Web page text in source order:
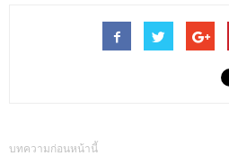
บทความก่อนหน้านี้